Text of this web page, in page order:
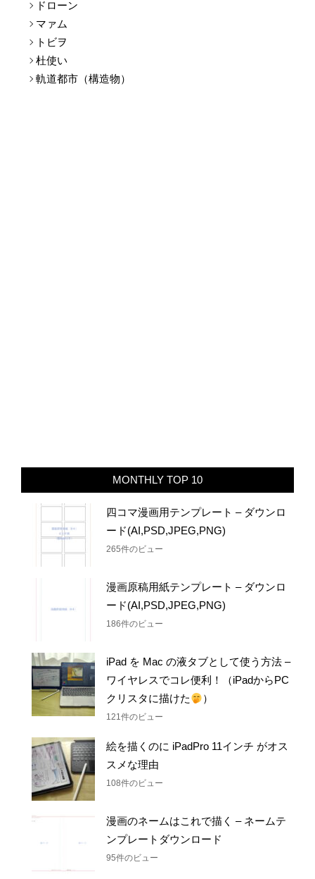
グレイ
ドローン
マァム
トビヲ
杜使い
四コマ漫画用テンプレート – ダウンロ
ード(AI,PSD,JPEG,PNG)
漫画原稿用紙テンプレート – ダウンロ
ード(AI,PSD,JPEG,PNG)
iPad を Mac の液タブとして使う方法 –
ワイヤレスでコレ便利！（iPadからPC
クリスタに描けた
絵を描くのに iPadPro 11インチ がオス
スメな理由
漫画のネームはこれで描く – ネームテ
ンプレートダウンロード